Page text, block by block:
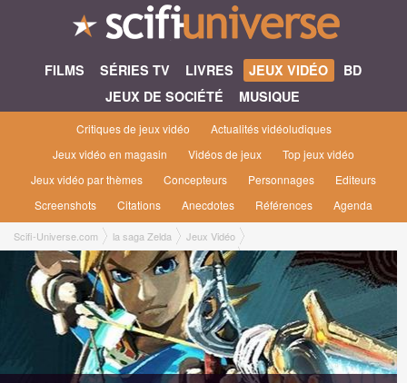
FILMS SÉRIES TV LIVRES JEUX VIDÉO
BD
JEUX DE SOCIÉTÉ
MUSIQUE
Critiques de jeux vidéo
Actualités vidéoludiques
Jeux vidéo en magasin
Vidéos de jeux
Top jeux vidéo
Jeux vidéo par thèmes
Concepteurs Personnages
Editeurs
Screenshots
Citations Anecdotes Références Agenda
Scifi-Universe.com la saga Zelda
Jeux Vidéo
The Legend of Zelda : Breath of the Wild #1 [2017]